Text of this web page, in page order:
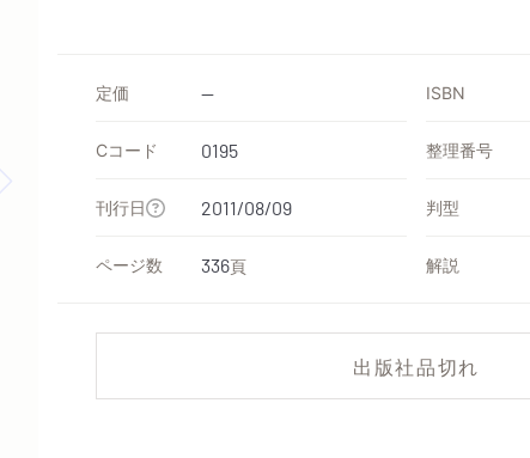
定価 -- ISBN
Cコード 0195 整理番号
刊行日 2011/08/09 判型
ページ数 336頁 解説
出版社品切れ